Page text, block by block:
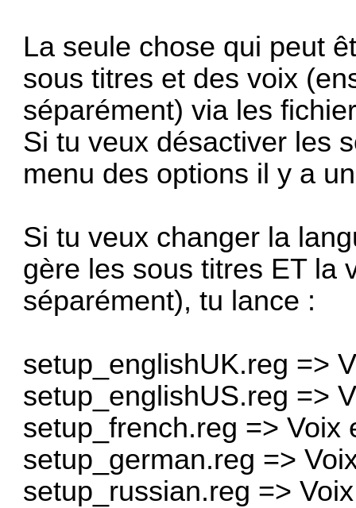
La seule chose qui peut
sous titres et des voix
séparément) via les
Si tu veux désactiver les
menu des options il y a
Si tu veux changer la
gère les sous titres ET la
séparément), tu lance :
setup_englishUK.reg =>
setup_englishUS.reg =>
setup_french.reg => Voix
setup_german.reg =>
setup_russian.reg =>